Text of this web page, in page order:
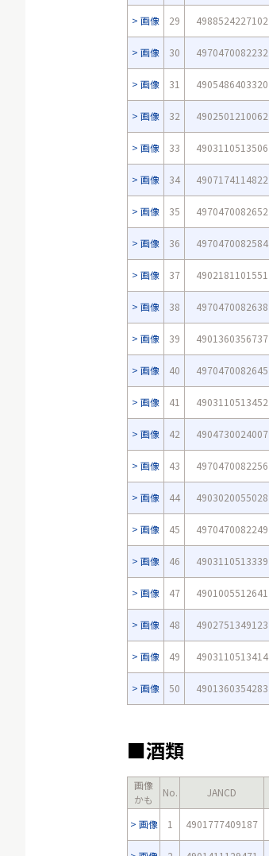
画像 29 4988524227102
画像 30 4970470082232
画像 31 4905486403320
画像 32 4902501210062
画像 33 4903110513506
画像 34 4907174114822
画像 35 4970470082652
画像 36 4970470082584
画像 37 4902181101551
画像 38 4970470082638
画像 39 4901360356737
画像 40 4970470082645
画像 41 4903110513452
画像 42 4904730024007
画像 43 4970470082256
画像 44 4903020055028
画像 45 4970470082249
画像 46 4903110513339
画像 47 4901005512641
画像 48 4902751349123
画像 49 4903110513414
画像 50 4901360354283
■酒類
画像
かも
No. JANCD
画像 1 4901777409187